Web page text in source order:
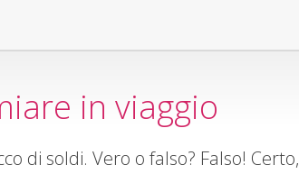
in viaggio
di soldi. Vero o falso? Falso! Certo,